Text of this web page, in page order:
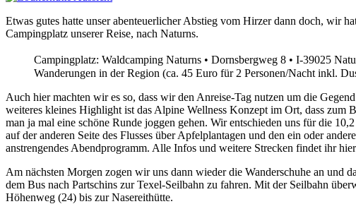
Etwas gutes hatte unser abenteuerlicher Abstieg vom Hirzer dann doch, wir
Campingplatz unserer Reise, nach Naturns.
Campingplatz: Waldcamping Naturns • Dornsbergweg 8 • I-39025
Wanderungen in der Region (ca. 45 Euro für 2 Personen/Nacht inkl.
Auch hier machten wir es so, dass wir den Anreise-Tag nutzen um die
weiteres kleines Highlight ist das Alpine Wellness Konzept im Ort, dass
man ja mal eine schöne Runde joggen gehen. Wir entschieden uns für die
auf der anderen Seite des Flusses über Apfelplantagen und den ein oder
anstrengendes Abendprogramm. Alle Infos und weitere Strecken findet ihr
Am nächsten Morgen zogen wir uns dann wieder die Wanderschuhe an und
dem Bus nach Partschins zur Texel-Seilbahn zu fahren. Mit der Seilbahn
Höhenweg (24) bis zur Nasereithütte.